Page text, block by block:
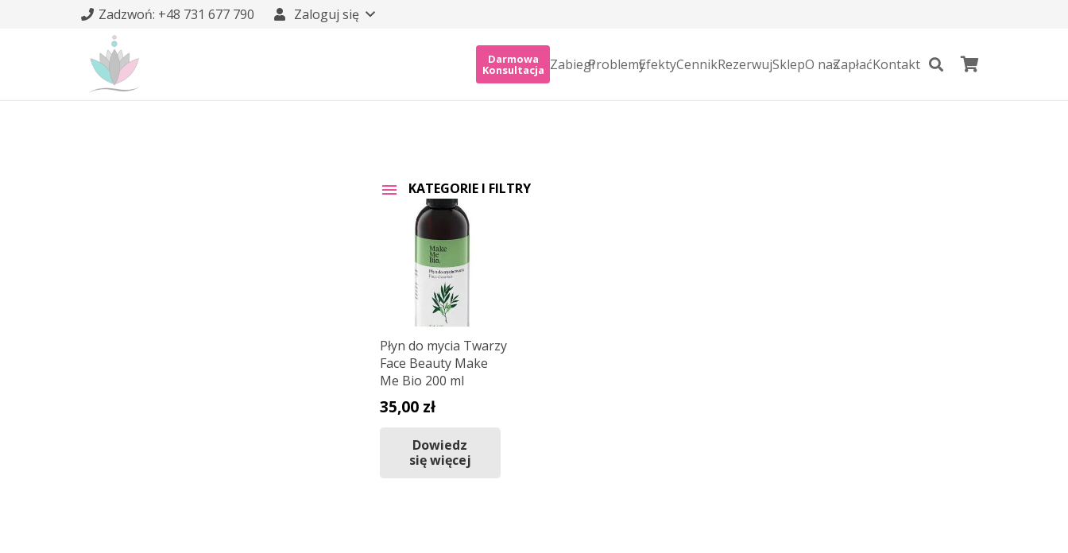
Zadzwoń: +48 731 677 790 Zaloguj się
Darmowa
Konsultacja ZabiegiProblemyEfektyCennikRezerwujSklepO nasZapłaćKontakt
KATEGORIE I FILTRY
Płyn do mycia Twarzy
Face Beauty Make
Me Bio 200 ml
35,00 zł
Dowiedz
się więcej